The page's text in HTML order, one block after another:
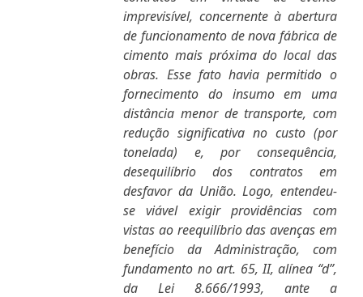
imprevisível, concernente à abertura
de funcionamento de nova fábrica de
cimento mais próxima do local das
obras. Esse fato havia permitido o
fornecimento do insumo em uma
distância menor de transporte, com
redução significativa no custo (por
tonelada) e, por consequência,
desequilíbrio dos contratos em
desfavor da União.Logo, entendeu-
se viável exigir providências com
vistas ao reequilíbrio das avenças em
benefício da Administração, com
fundamento no art. 65, II, alínea “d”,
da Lei 8.666/1993, ante a